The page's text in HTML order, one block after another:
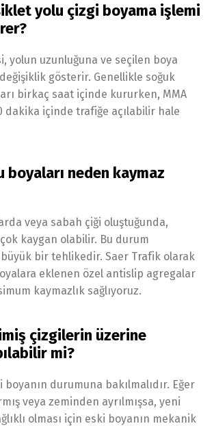
yolu çizgi boyama işlemi
yolun uzunluğuna ve seçilen boya
gösterir. Genellikle soğuk
birkaç saat içinde kururken, MMA
dakika içinde trafiğe açılabilir hale
boyaları neden kaymaz
veya sabah çiği oluştuğunda,
kaygan olabilir. Bu durum
bir tehlikedir. Saer Trafik olarak
eklenen özel antislip agregalar
kaymazlık sağlıyoruz.
çizgilerin üzerine
mi?
boyanın durumuna bakılmalıdır. Eğer
veya zeminden ayrılmışsa, yeni
olması için eski boyanın mekanik